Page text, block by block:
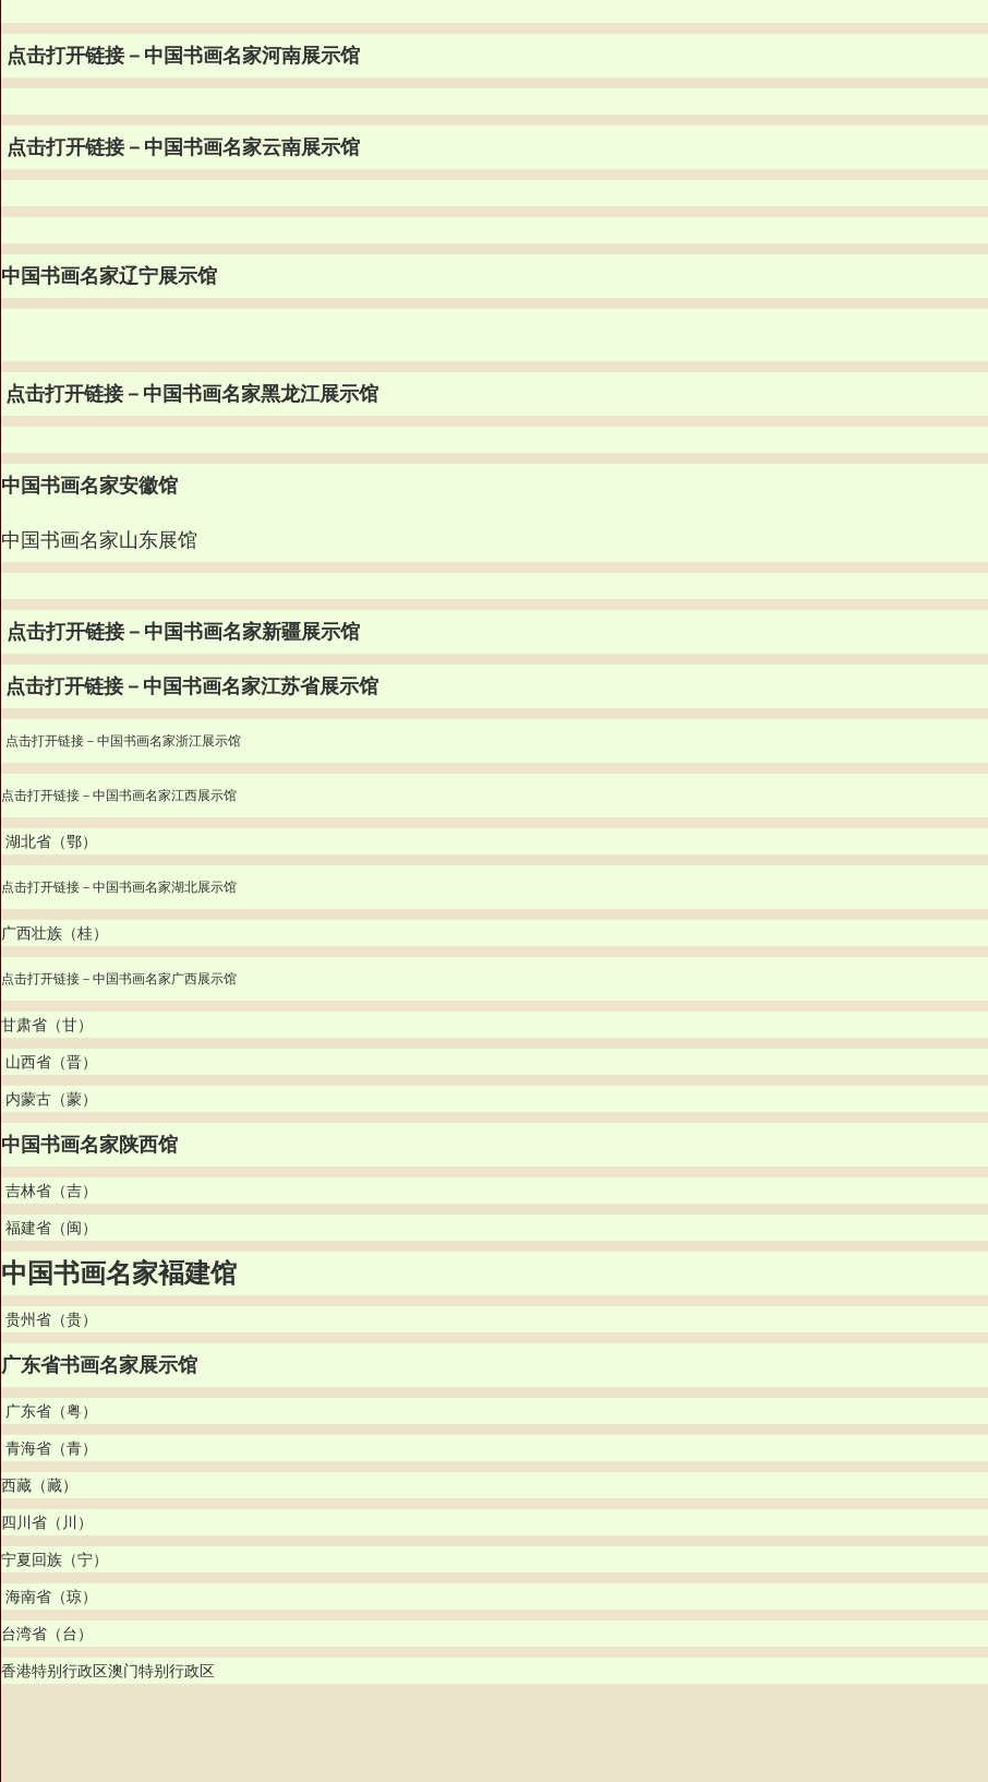
点击打开链接－中国书画名家河南展示馆
点击打开链接－中国书画名家云南展示馆
中国书画名家辽宁展示馆
点击打开链接－中国书画名家黑龙江展示馆
中国书画名家安徽馆
中国书画名家山东展馆
点击打开链接－中国书画名家新疆展示馆
点击打开链接－中国书画名家江苏省展示馆
点击打开链接－中国书画名家浙江展示馆
点击打开链接－中国书画名家江西展示馆
湖北省（鄂）
点击打开链接－中国书画名家湖北展示馆
广西壮族（桂）
点击打开链接－中国书画名家广西展示馆
甘肃省（甘）
山西省（晋）
内蒙古（蒙）
中国书画名家陕西馆
吉林省（吉）
福建省（闽）
中国书画名家褔建馆
贵州省（贵）
广东省书画名家展示馆
广东省（粤）
青海省（青）
西藏（藏）
四川省（川）
宁夏回族（宁）
海南省（琼）
台湾省（台）
香港特别行政区澳门特别行政区